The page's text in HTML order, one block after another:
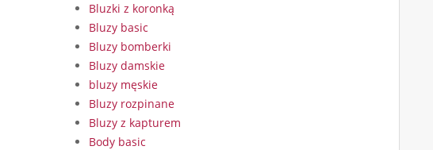
Bluzki z koronką
Bluzy basic
Bluzy bomberki
Bluzy damskie
bluzy męskie
Bluzy rozpinane
Bluzy z kapturem
Body basic